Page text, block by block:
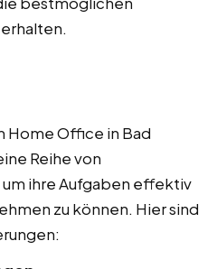
Home Office in Bad
Reihe von
ihre Aufgaben effektiv
zu können. Hier sind